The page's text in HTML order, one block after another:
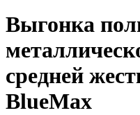
Выгонка
средней
BlueMax